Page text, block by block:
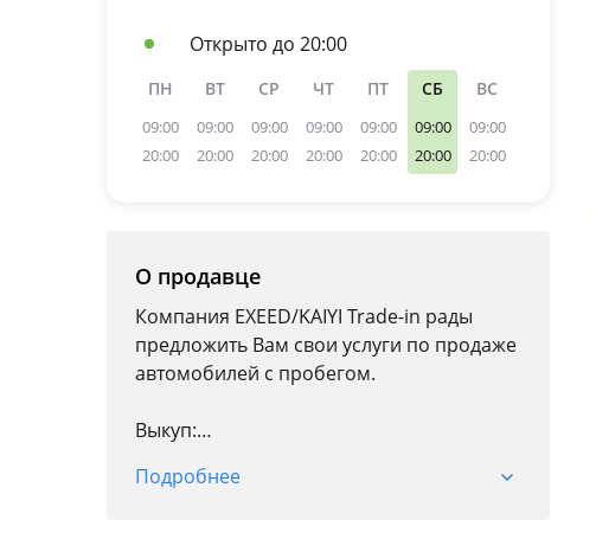
Открыто до 20:00
ПН
09:00
20:00
ВТ
09:00
20:00
СР
09:00
20:00
ЧТ
09:00
20:00
ПТ
09:00
20:00
СБ
09:00
20:00
ВС
09:00
20:00
О продавце
Компания EXEED/KAIYI Trade-in рады
предложить Вам свои услуги по продаже
автомобилей с пробегом.
Выкуп:
продажи авто. Когда Вам не нужно
Подробнее